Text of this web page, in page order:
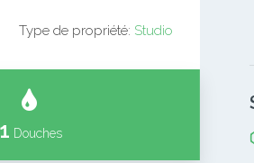
Type de propriété: Studio
1 Douches